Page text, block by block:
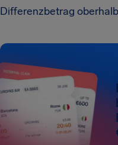
Differenzbetrag